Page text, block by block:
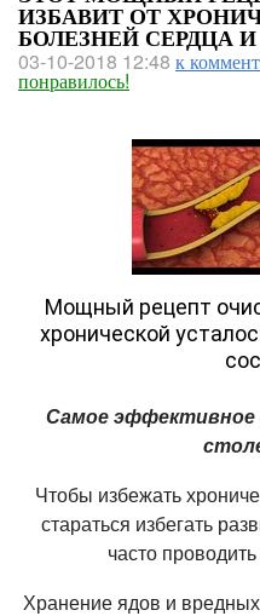
ИЗБАВИТ ОТ
БОЛЕЗНЕЙ СЕРДЦА
03-10-2018 12:48 к
понравилось!
Мощный рецепт
хронической
Самое эффективное
Чтобы избежать
стараться избегать
часто
Хранение ядов и